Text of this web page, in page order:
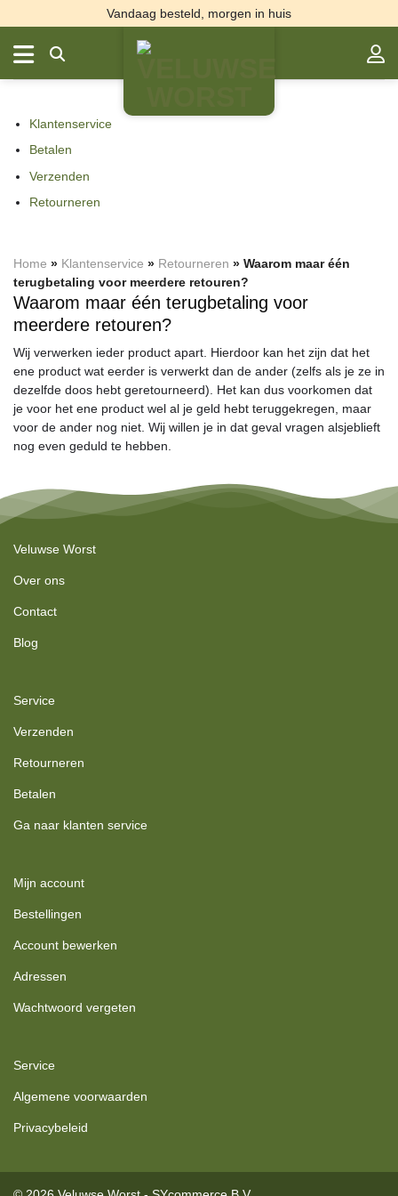
naar
inhoud
Vandaag besteld, morgen in huis
Home » Klantenservice » Retourneren » Waarom maar één
terugbetaling voor meerdere retouren?
Waarom maar één terugbetaling voor
meerdere retouren?
Wij verwerken ieder product apart. Hierdoor kan het zijn dat het
ene product wat eerder is verwerkt dan de ander (zelfs als je ze in
dezelfde doos hebt geretourneerd). Het kan dus voorkomen dat
je voor het ene product wel al je geld hebt teruggekregen, maar
voor de ander nog niet. Wij willen je in dat geval vragen alsjeblieft
nog even geduld te hebben.
Klantenservice
Betalen
Verzenden
Retourneren
Veluwse Worst
Over ons
Contact
Blog
Service
Verzenden
Retourneren
Betalen
Ga naar klanten service
Mijn account
Bestellingen
Account bewerken
Adressen
Wachtwoord vergeten
Service
Algemene voorwaarden
Privacybeleid